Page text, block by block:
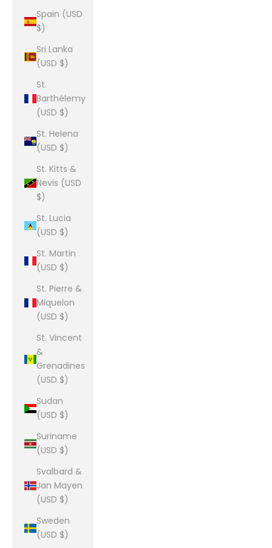
Spain (USD
$)
Sri Lanka
(USD $)
St.
Barthélemy
(USD $)
St. Helena
(USD $)
St. Kitts &
Nevis (USD
$)
St. Lucia
(USD $)
St. Martin
(USD $)
St. Pierre &
Miquelon
(USD $)
St. Vincent
&
Grenadines
(USD $)
Sudan
(USD $)
Suriname
(USD $)
Svalbard &
Jan Mayen
(USD $)
Sweden
(USD $)